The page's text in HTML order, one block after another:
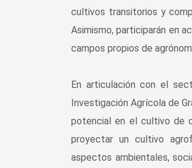
cultivos transitorios y
Asimismo, participarán en
campos propios de
En articulación con el
Investigación Agrícola de
potencial en el cultivo de
proyectar un cultivo
aspectos ambientales,